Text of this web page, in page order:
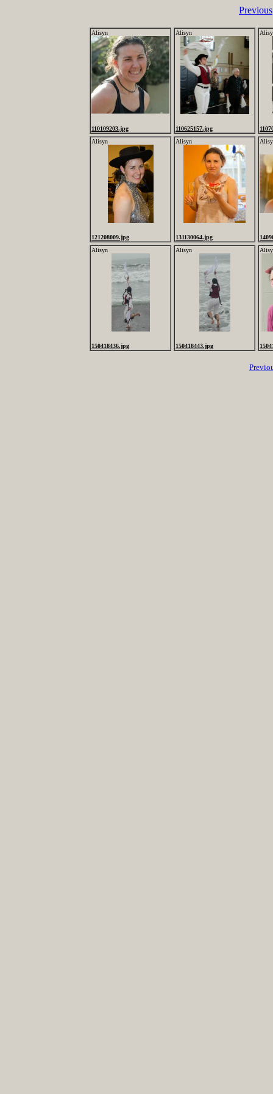
Previous
Alisyn
110109203.jpg
Alisyn
110625157.jpg
Alisyn
121208009.jpg
Alisyn
131130064.jpg
Alisyn
150418436.jpg
Alisyn
150418443.jpg